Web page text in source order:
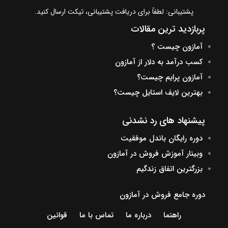
پشتیبانی: لطفاً برای دریافت پشتیبانی، تیکت ارسال کنید.
پربازدید ترین مقالات
آمازون چیست ؟
کسب درآمد به دلار از آمازون
آمازون پرایم چیست؟
بهترین لایف استایل چیست؟
پیشنهاد های رد نشدنی
دوره رایگان باندل موفقیت
وبینار آموزش فروش در آمازون
بزرگترین اتفاق زندگیم
دوره جامع فروش در آمازون
راهنما
درباره ما تماس با ما قوانین